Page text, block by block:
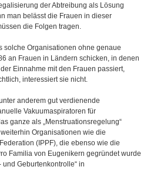
der Abtreibung als Lösung
man belässt die Frauen in dieser
die Folgen tragen.
solche Organisationen ohne genaue
an Frauen in Ländern schicken, in denen
Einnahme mit den Frauen passiert,
interessiert sie nicht.
anderem gut verdienende
Vakuumaspiratoren für
ganze als „Menstruations­regelung“
Organisationen wie die
(IPPF), die ebenso wie die
Familia von Eugenikern gegründet wurde
Geburtenkontrolle“ in